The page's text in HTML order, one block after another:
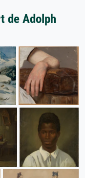
de Adolph